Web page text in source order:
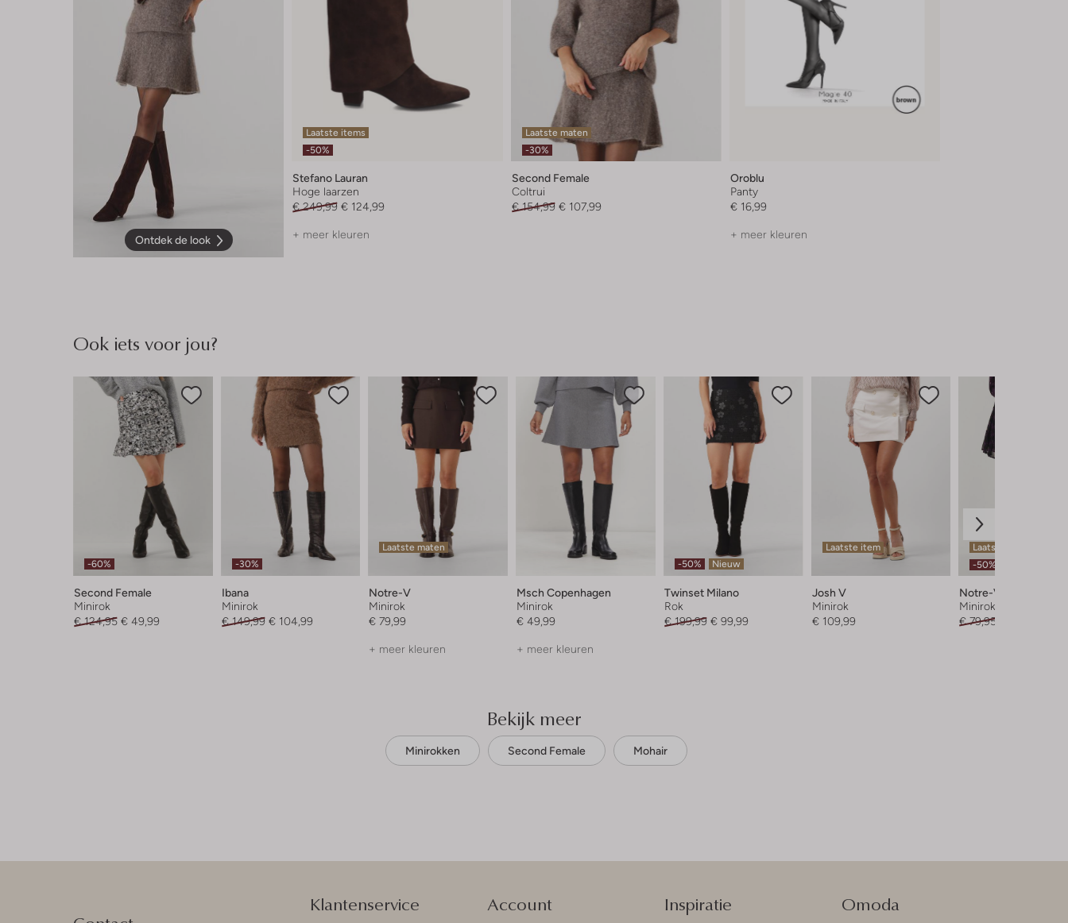
Ontdek de look
Laatste items
-50%
Stefano Lauran
Hoge laarzen
€ 249,99 € 124,99
+ meer kleuren
Laatste maten
-30%
Second Female
Coltrui
€ 154,99 € 107,99
Oroblu
Panty
€ 16,99
+ meer kleuren
Ook iets voor jou?
-60%
Second Female
Minirok
€ 124,95 € 49,99
-30%
Ibana
Minirok
€ 149,99 € 104,99
Laatste maten
Notre-V
Minirok
€ 79,99
+ meer kleuren
Msch Copenhagen
Minirok
€ 49,99
+ meer kleuren
-50% Nieuw
Twinset Milano
Rok
€ 199,99 € 99,99
Laatste item
Josh V
Minirok
€ 109,99
Laatste maten
-50%
Notre-V
Minirok
€ 79,95
Bekijk meer
Minirokken Second Female Mohair
Klantenservice Account Inspiratie Omoda